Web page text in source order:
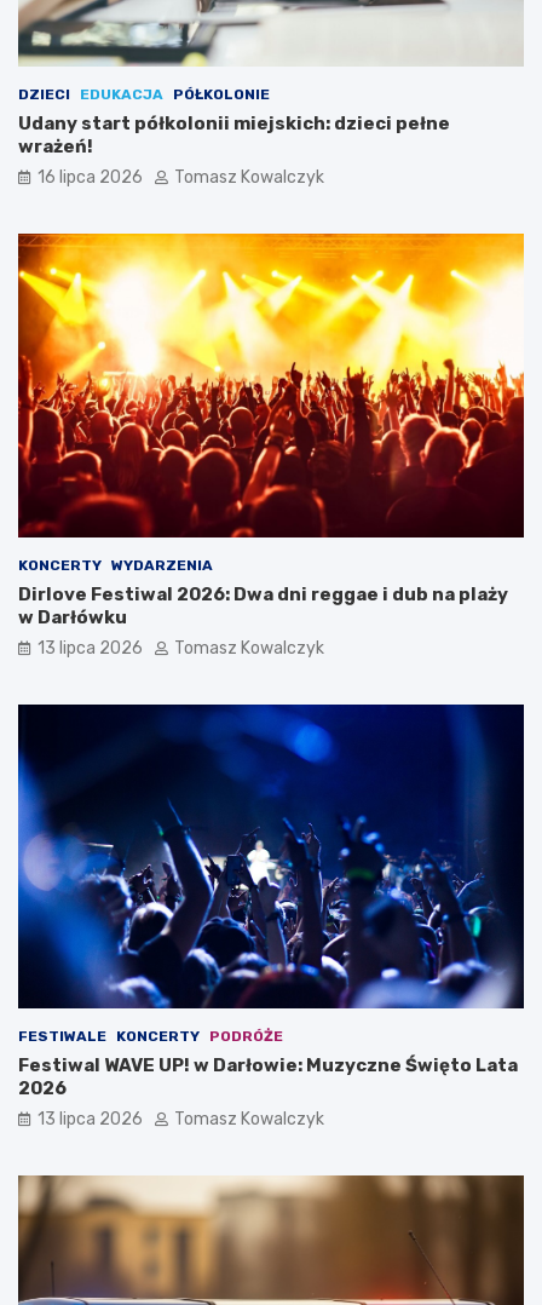
DZIECI EDUKACJA PÓŁKOLONIE
Udany start półkolonii miejskich: dzieci pełne
wrażeń!
16 lipca 2026 Tomasz Kowalczyk
KONCERTY WYDARZENIA
Dirlove Festiwal 2026: Dwa dni reggae i dub na plaży
w Darłówku
13 lipca 2026 Tomasz Kowalczyk
FESTIWALE KONCERTY PODRÓŻE
Festiwal WAVE UP! w Darłowie: Muzyczne Święto Lata
2026
13 lipca 2026 Tomasz Kowalczyk